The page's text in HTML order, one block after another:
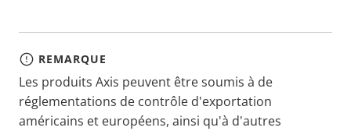
REMARQUE
Les produits Axis peuvent être soumis à de
réglementations de contrôle d'exportation
américains et européens, ainsi qu'à d'autres